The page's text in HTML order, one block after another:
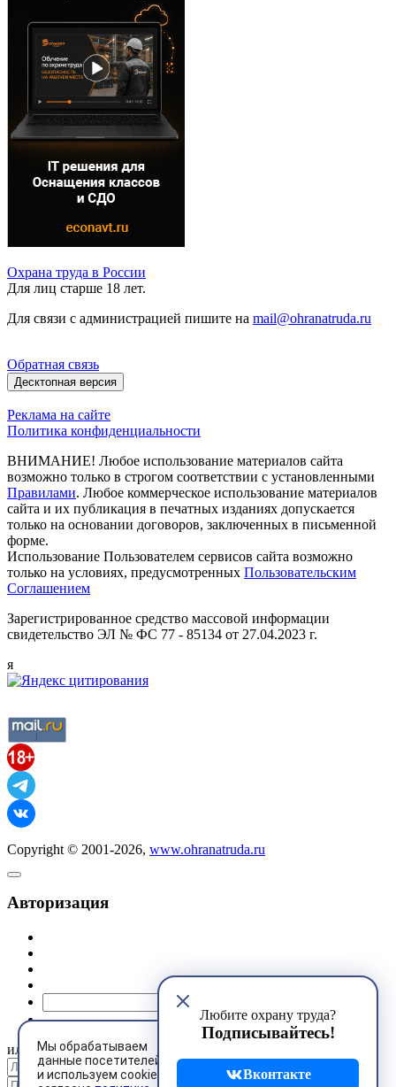
Мы обрабатываем
данные посетителей
и используем cookies
Любите охрану труда?
Подписывайтесь!
Вконтакте
Охрана труда в России
Для лиц старше 18 лет.
Для связи с администрацией пишите на mail@ohranatruda.ru
Обратная связь
Десктопная версия
Реклама на сайте
Политика конфиденциальности
ВНИМАНИЕ! Любое использование материалов сайта
возможно только в строгом соответствии с установленными
Правилами. Любое коммерческое использование материалов
сайта и их публикация в печатных изданиях допускается
только на основании договоров, заключенных в письменной
форме.
Использование Пользователем сервисов сайта возможно
только на условиях, предусмотренных Пользовательским
Соглашением
Зарегистрированное средство массовой информации
свидетельство ЭЛ № ФС 77 - 85134 от 27.04.2023 г.
я
Copyright © 2001-2026, www.ohranatruda.ru
Авторизация
или